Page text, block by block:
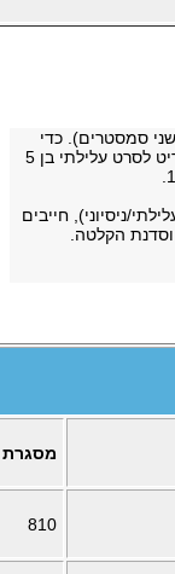
סמסטרים). כדי
להצטרף לסדנת בימוי עלילתי יש להגיש תסריט לסרט עלילתי בן 5
ניסיוני), חייבים
הקלטה.
מסגרת
810